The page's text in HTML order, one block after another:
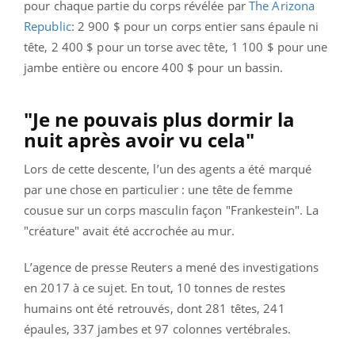
pour chaque partie du corps révélée parThe Arizona
Republic: 2 900 $ pour un corps entier sans épaule ni
tête, 2 400 $ pour un torse avec tête, 1 100 $ pour une
jambe entière ou encore 400 $ pour un bassin.
"Je ne pouvais plus dormir la
nuit après avoir vu cela"
Lors de cette descente, l’un des agents a été marqué
par une chose en particulier : une tête de femme
cousue sur un corps masculin façon "Frankestein". La
"créature" avait été accrochée au mur.
L’agence de presse Reuters a mené des investigations
en 2017 à ce sujet. En tout, 10 tonnes de restes
humains ont été retrouvés, dont 281 têtes, 241
épaules, 337 jambes et 97 colonnes vertébrales.